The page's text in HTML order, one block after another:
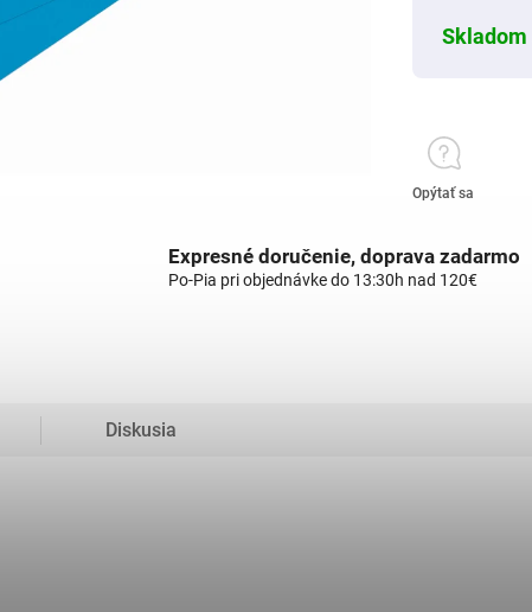
Skladom
Opýtať sa
Expresné doručenie, doprava zadarmo
Po-Pia pri objednávke do 13:30h nad 120€
Diskusia